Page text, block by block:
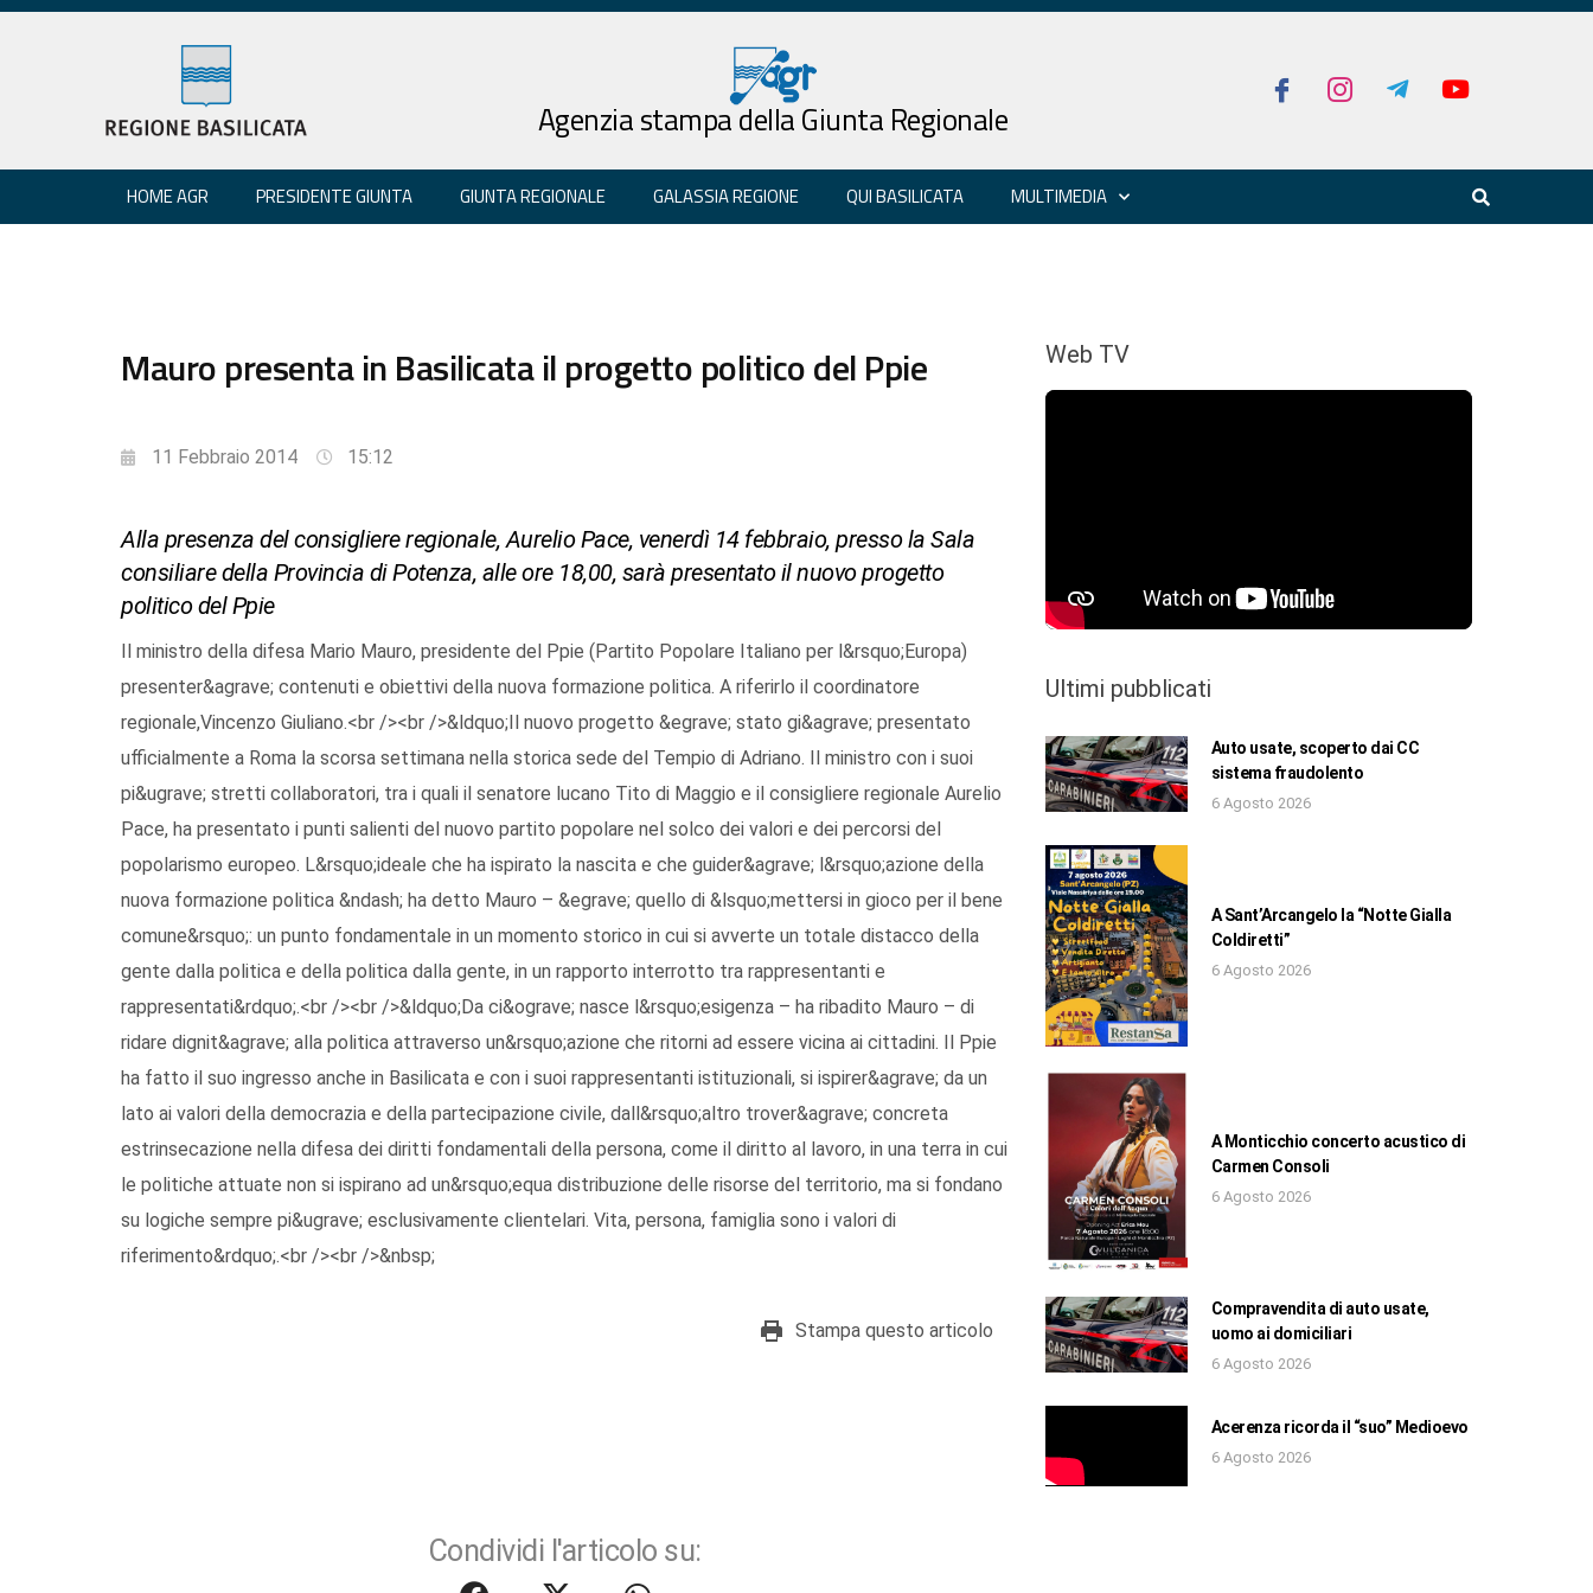
Agenzia stampa della Giunta Regionale
HOME AGR PRESIDENTE GIUNTA GIUNTA REGIONALE GALASSIA REGIONE QUI BASILICATA MULTIMEDIA
Mauro presenta in Basilicata il progetto politico del Ppie
11 Febbraio 2014 15:12
Alla presenza del consigliere regionale, Aurelio Pace, venerdì 14 febbraio, presso la Sala
consiliare della Provincia di Potenza, alle ore 18,00, sarà presentato il nuovo progetto
politico del Ppie
Il ministro della difesa Mario Mauro, presidente del Ppie (Partito Popolare Italiano per l&rsquo;Europa)
presenter&agrave; contenuti e obiettivi della nuova formazione politica. A riferirlo il coordinatore
regionale,Vincenzo Giuliano.<br /><br />&ldquo;Il nuovo progetto &egrave; stato gi&agrave; presentato
ufficialmente a Roma la scorsa settimana nella storica sede del Tempio di Adriano. Il ministro con i suoi
pi&ugrave; stretti collaboratori, tra i quali il senatore lucano Tito di Maggio e il consigliere regionale Aurelio
Pace, ha presentato i punti salienti del nuovo partito popolare nel solco dei valori e dei percorsi del
popolarismo europeo. L&rsquo;ideale che ha ispirato la nascita e che guider&agrave; l&rsquo;azione della
nuova formazione politica &ndash; ha detto Mauro – &egrave; quello di &lsquo;mettersi in gioco per il bene
comune&rsquo;: un punto fondamentale in un momento storico in cui si avverte un totale distacco della
gente dalla politica e della politica dalla gente, in un rapporto interrotto tra rappresentanti e
rappresentati&rdquo;.<br /><br />&ldquo;Da ci&ograve; nasce l&rsquo;esigenza – ha ribadito Mauro – di
ridare dignit&agrave; alla politica attraverso un&rsquo;azione che ritorni ad essere vicina ai cittadini. Il Ppie
ha fatto il suo ingresso anche in Basilicata e con i suoi rappresentanti istituzionali, si ispirer&agrave; da un
lato ai valori della democrazia e della partecipazione civile, dall&rsquo;altro trover&agrave; concreta
estrinsecazione nella difesa dei diritti fondamentali della persona, come il diritto al lavoro, in una terra in cui
le politiche attuate non si ispirano ad un&rsquo;equa distribuzione delle risorse del territorio, ma si fondano
su logiche sempre pi&ugrave; esclusivamente clientelari. Vita, persona, famiglia sono i valori di
riferimento&rdquo;.<br /><br />&nbsp;
Stampa questo articolo
Condividi l'articolo su:
Web TV
Ultimi pubblicati
Auto usate, scoperto dai CC
sistema fraudolento
6 Agosto 2026
A Sant’Arcangelo la “Notte Gialla
Coldiretti”
6 Agosto 2026
A Monticchio concerto acustico di
Carmen Consoli
6 Agosto 2026
Compravendita di auto usate,
uomo ai domiciliari
6 Agosto 2026
Acerenza ricorda il “suo” Medioevo
6 Agosto 2026